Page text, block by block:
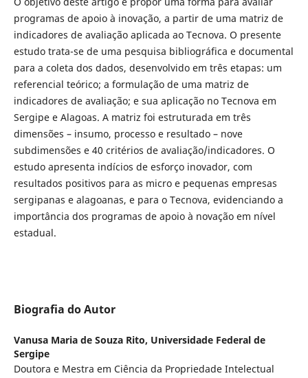
programas de apoio à inovação, a partir de uma matriz de
indicadores de avaliação aplicada ao Tecnova. O presente
estudo trata-se de uma pesquisa bibliográfica e documental
para a coleta dos dados, desenvolvido em três etapas: um
referencial teórico; a formulação de uma matriz de
indicadores de avaliação; e sua aplicação no Tecnova em
Sergipe e Alagoas. A matriz foi estruturada em três
dimensões – insumo, processo e resultado – nove
subdimensões e 40 critérios de avaliação/indicadores. O
estudo apresenta indícios de esforço inovador, com
resultados positivos para as micro e pequenas empresas
sergipanas e alagoanas, e para o Tecnova, evidenciando a
importância dos programas de apoio à novação em nível
estadual.
Biografia do Autor
Vanusa Maria de Souza Rito, Universidade Federal de
Sergipe
Doutora e Mestra em Ciência da Propriedade Intelectual